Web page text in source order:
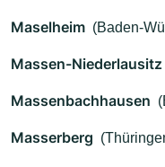
Maselheim (Baden-
Massen-Niederlausitz
Massenbachhausen
Masserberg